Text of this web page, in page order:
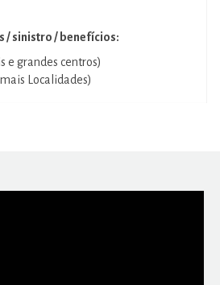
/ sinistro / benefícios:
e grandes centros)
Localidades)